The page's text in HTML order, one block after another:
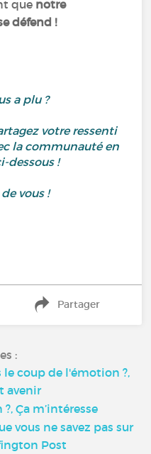
que notre
défend !
a plu ?
votre ressenti
la communauté en
dessous !
vous !
Partager
:
coup de l'émotion ?,
avenir
Ça m’intéresse
vous ne savez pas sur
Post